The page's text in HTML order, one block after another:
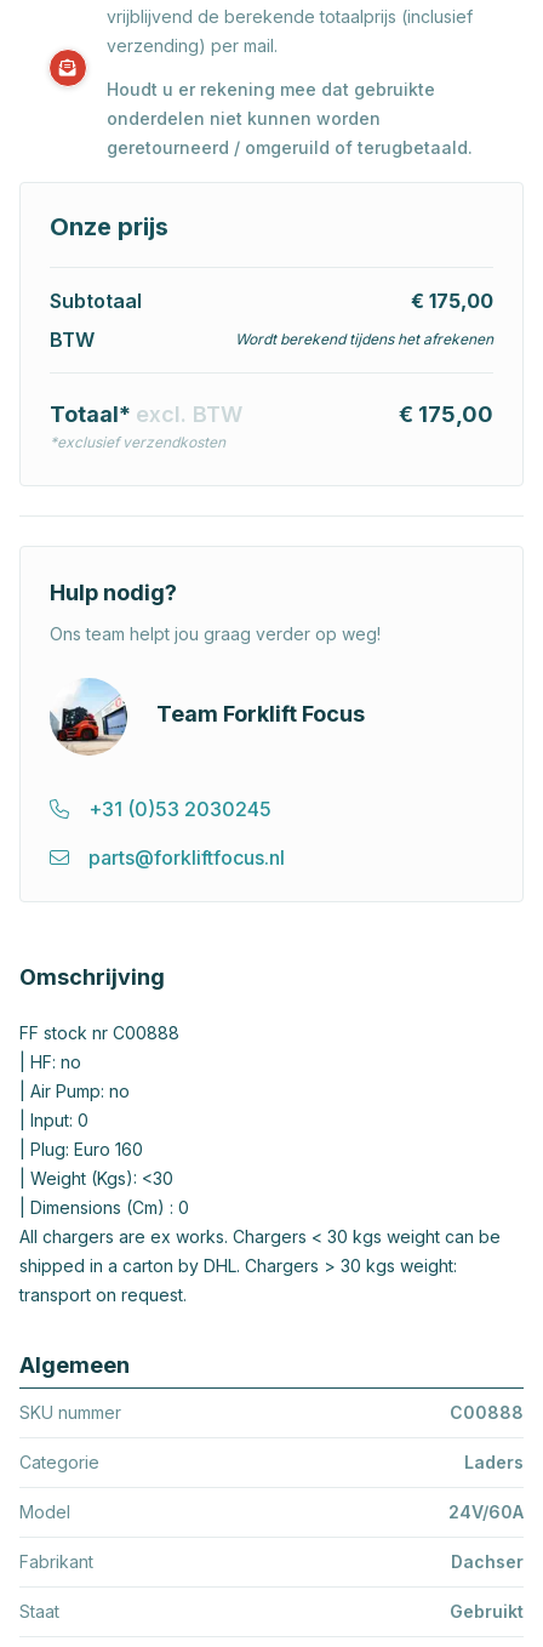
vrijblijvend de berekende totaalprijs (inclusief
verzending) per mail.
Houdt u er rekening mee dat gebruikte
onderdelen niet kunnen worden
geretourneerd / omgeruild of terugbetaald.
Onze prijs
Subtotaal
€ 175,00
BTW
Wordt berekend tijdens het afrekenen
Totaal* excl. BTW
*exclusief verzendkosten
€ 175,00
Hulp nodig?
Ons team helpt jou graag verder op weg!
Team Forklift Focus
+31 (0)53 2030245
parts@forkliftfocus.nl
Omschrijving
FF stock nr C00888
| HF: no
| Air Pump: no
| Input: 0
| Plug: Euro 160
| Weight (Kgs): <30
| Dimensions (Cm) : 0
All chargers are ex works. Chargers < 30 kgs weight can be
shipped in a carton by DHL. Chargers > 30 kgs weight:
transport on request.
Algemeen
SKU nummer C00888
Categorie Laders
Model 24V/60A
Fabrikant Dachser
Staat Gebruikt